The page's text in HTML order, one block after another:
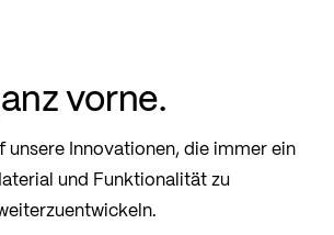
vorne.
unsere Innovationen, die immer ein
und Funktionalität zu